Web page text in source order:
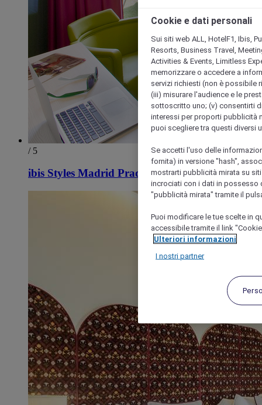
/ 5
ibis Styles Madrid Prado
Cookie e dati personali
Sui siti web ALL, HotelF1, Ibis,
Resorts, Business Travel,
Activities & Events, Limitless
memorizzare o accedere a
servizi richiesti (non è possibile
(iii) misurare l'audience e le
sottoscritto uno; (v) consentirti
interessi per proporti pubblicità
puoi scegliere tra questi diversi
Se accetti l'uso delle
fornita) in versione "hash",
mostrarti pubblicità mirata su
incrociati con i dati in possesso
"pubblicità mirata" tramite il
Puoi modificare le tue scelte in
accessibile tramite il link
Ulteriori informazioni
I nostri partner